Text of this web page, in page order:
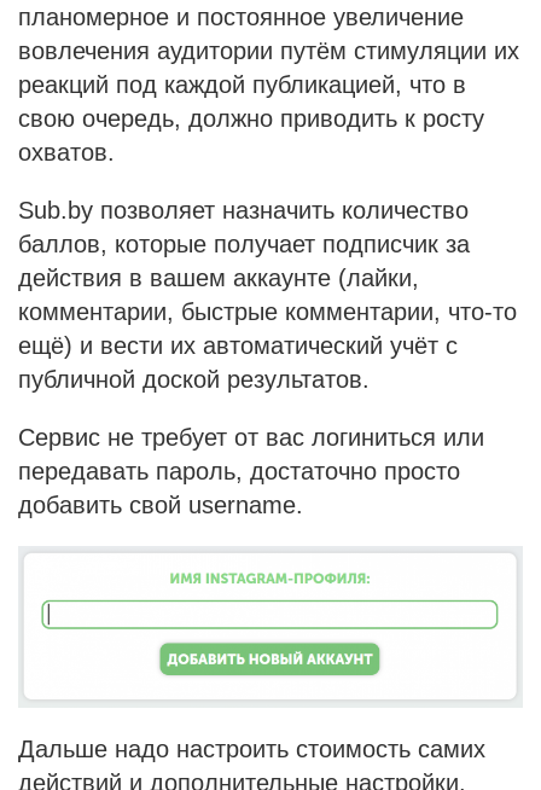
планомерное и постоянное увеличение
вовлечения аудитории путём стимуляции их
реакций под каждой публикацией, что в
свою очередь, должно приводить к росту
охватов.
Sub.by позволяет назначить количество
баллов, которые получает подписчик за
действия в вашем аккаунте (лайки,
комментарии, быстрые комментарии, что-то
ещё) и вести их автоматический учёт с
публичной доской результатов.
Сервис не требует от вас логиниться или
передавать пароль, достаточно просто
добавить свой username.
Дальше надо настроить стоимость самих
действий и дополнительные настройки.